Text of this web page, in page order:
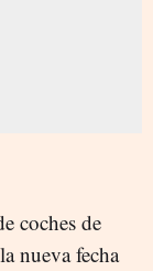
coches de
nueva fecha